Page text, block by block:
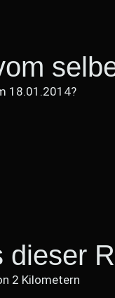
18.01.2014?
dieser
2 Kilometern